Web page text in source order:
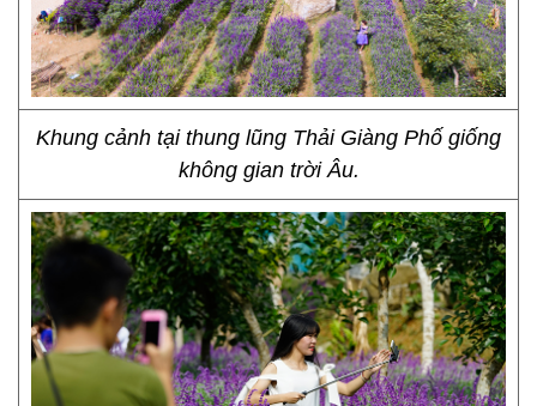
Khung cảnh tại thung lũng Thải Giàng Phố giống
không gian trời Âu.